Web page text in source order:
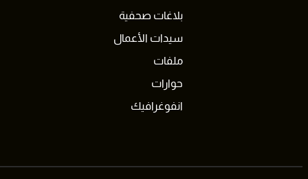
بلاغات صحفية
سيدات الأعمال
ملفات
حوارات
انفوغرافيك